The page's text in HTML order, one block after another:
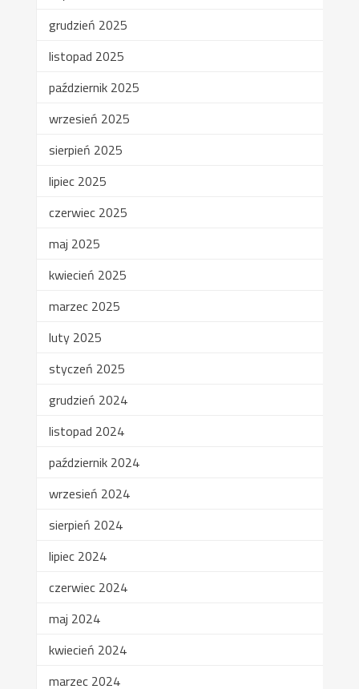
grudzień 2025
listopad 2025
październik 2025
wrzesień 2025
sierpień 2025
lipiec 2025
czerwiec 2025
maj 2025
kwiecień 2025
marzec 2025
luty 2025
styczeń 2025
grudzień 2024
listopad 2024
październik 2024
wrzesień 2024
sierpień 2024
lipiec 2024
czerwiec 2024
maj 2024
kwiecień 2024
marzec 2024